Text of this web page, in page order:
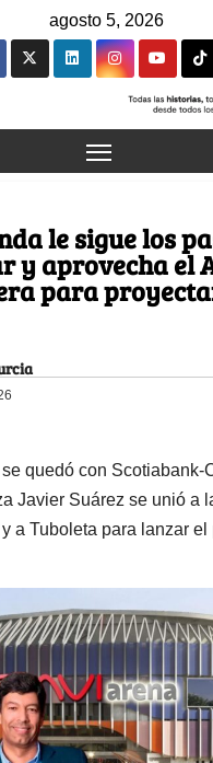
agosto 5, 2026
le sigue los
y aprovecha el
para
quedó con Scotiabank-
Javier Suárez se unió a
a Tuboleta para lanzar el